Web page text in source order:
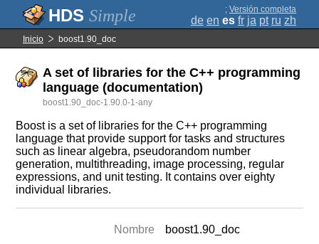
Simple ; Versión completa
de en es fr ja pt ru zh
Inicio boost1.90_doc
A set of libraries for the C++ programming
language (documentation)
boost1.90_doc-1.90.0-1-any
Boost is a set of libraries for the C++ programming
language that provide support for tasks and structures
such as linear algebra, pseudorandom number
generation, multithreading, image processing, regular
expressions, and unit testing. It contains over eighty
individual libraries.
Nombre
boost1.90_doc